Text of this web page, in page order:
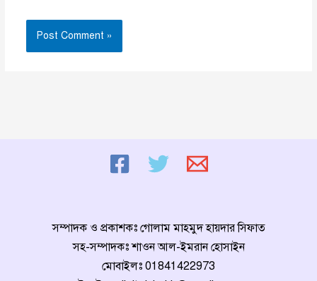
সম্পাদক ও প্রকাশকঃ গোলাম মাহমুদ হায়দার সিফাত
সহ-সম্পাদকঃ শাওন আল-ইমরান হোসাইন
মোবাইলঃ 01841422973